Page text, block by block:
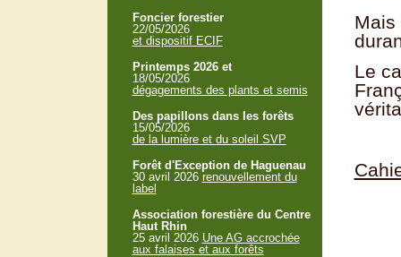
Mais
Le
Foncier forestier
22/05/2026
et dispositif ECIF
Printemps 2026 et
18/05/2026
dégagements des plants et semis
Des papillons dans les forêts
15/05/2026
de la lumière et du soleil SVP
Forêt d'Exception de Haguenau
30 avril 2026 renouvellement du
label
Association forestière du Centre
Haut Rhin
25 avril 2026 Une AG accrochée
aux falaises et aux forêts